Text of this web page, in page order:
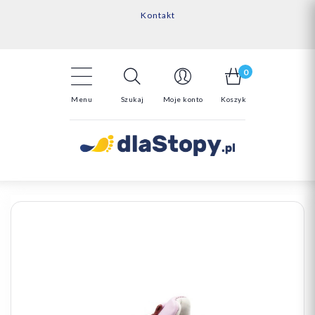
Kontakt
14 Dni na darmowy zwrot*
Menu Szukaj Moje konto
0
Koszyk